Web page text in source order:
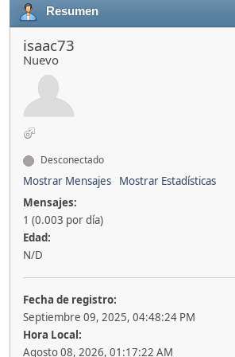
Resumen
isaac73
Nuevo
Desconectado
Mostrar Mensajes
Mostrar Estadísticas
Mensajes:
1 (0.003 por día)
Edad:
N/D
Fecha de registro:
Septiembre 09, 2025, 04:48:24 PM
Hora Local:
Agosto 08, 2026, 01:17:22 AM